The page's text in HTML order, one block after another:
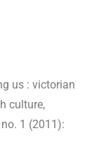
us : victorian
culture,
1 (2011):